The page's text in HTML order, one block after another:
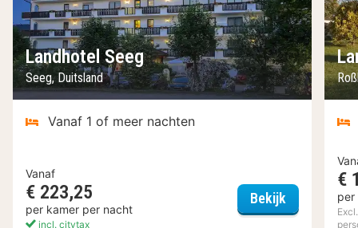
Landhotel Seeg
Seeg, Duitsland
Vanaf 1 of meer nachten
Vanaf
€ 223,25
per kamer per nacht
incl. citytax
Bekijk Landhotel
€
per